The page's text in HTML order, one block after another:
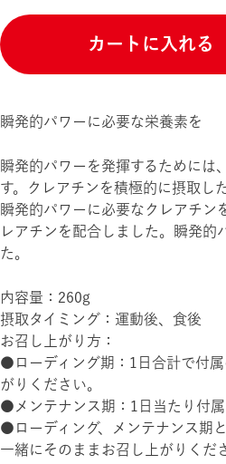
カートに入れる
瞬発的パワーに必要な栄養素を
瞬発的パワーを発揮するためには
す。クレアチンを積極的に摂取し
瞬発的パワーに必要なクレアチン
レアチンを配合しました。瞬発的
た。
内容量：260g
摂取タイミング：運動後、食後
お召し上がり方：
●ローディング期：1日合計で付
がりください。
●メンテナンス期：1日当たり付
●ローディング、メンテナンス期
一緒にそのままお召し上がりくだ